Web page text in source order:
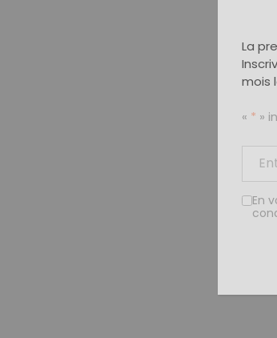
La
mois
« * »
En